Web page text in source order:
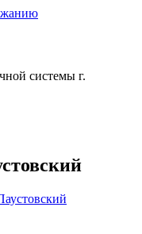
системы г.